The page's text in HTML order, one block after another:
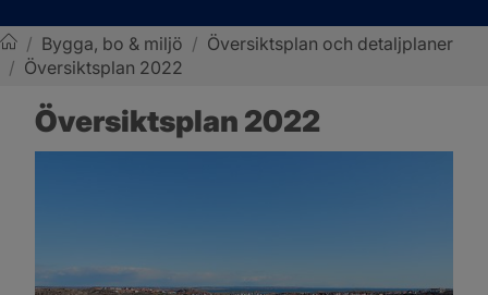
Sotenäs kommun
/ Bygga, bo & miljö / Översiktsplan och detaljplaner
/ Översiktsplan 2022
Översiktsplan 2022